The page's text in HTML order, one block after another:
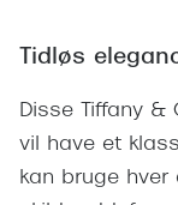
Dyrberg/Kern
BOSS Eyewear
Tidløs
Disse Tiffany &
vil have et
kan bruge hver